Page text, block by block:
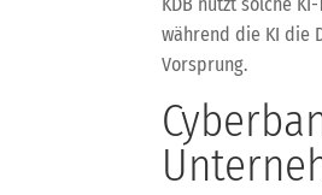
während die KI die
Vorsprung.